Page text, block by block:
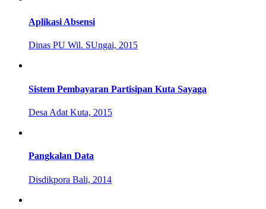
Aplikasi Absensi
Dinas PU Wil. SUngai, 2015
Sistem Pembayaran Partisipan Kuta Sayaga
Desa Adat Kuta, 2015
Pangkalan Data
Disdikpora Bali, 2014